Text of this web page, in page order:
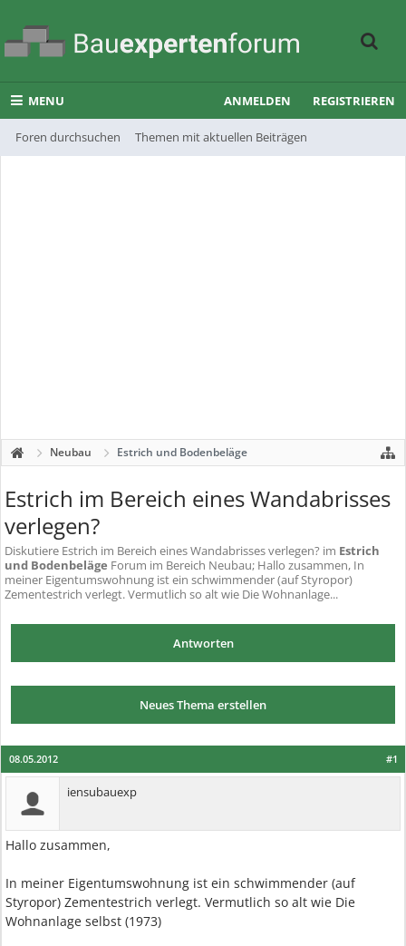
MENU
Foren durchsuchen Themen mit aktuellen Beiträgen
ANMELDEN REGISTRIEREN
Neubau Estrich und Bodenbeläge
Estrich im Bereich eines Wandabrisses
verlegen?
Diskutiere Estrich im Bereich eines Wandabrisses verlegen? im Estrich
und Bodenbeläge Forum im Bereich Neubau; Hallo zusammen, In
meiner Eigentumswohnung ist ein schwimmender (auf Styropor)
Zementestrich verlegt. Vermutlich so alt wie Die Wohnanlage...
Antworten
Neues Thema erstellen
#1
08.05.2012
iensubauexp
Hallo zusammen,
In meiner Eigentumswohnung ist ein schwimmender (auf
Styropor) Zementestrich verlegt. Vermutlich so alt wie Die
Wohnanlage selbst (1973)